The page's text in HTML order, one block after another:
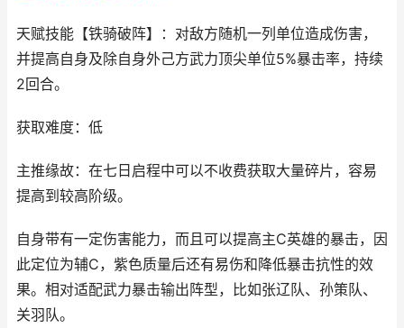
天赋技能【铁骑破阵】：对敌方随机一列单位造成伤害，
并提高自身及除自身外己方武力顶尖单位5%暴击率，持续
2回合。
获取难度：低
主推缘故：在七日启程中可以不收费获取大量碎片，容易
提高到较高阶级。
自身带有一定伤害能力，而且可以提高主C英雄的暴击，因
此定位为辅C，紫色质量后还有易伤和降低暴击抗性的效
果。相对适配武力暴击输出阵型，比如张辽队、孙策队、
关羽队。